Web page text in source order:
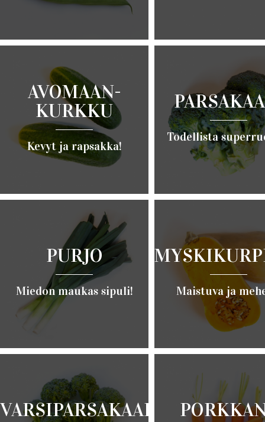
Lue lisää › Lue lisää ›
Lue lisää ›
AVOMAAN-
KURKKU
Kevyt ja rapsakka!
Lue lisää ›
Todellista
Lue lisää ›
PURJO
Miedon maukas sipuli!
Lue lisää ›
Maistuva ja
VARSIPARSAKAALI